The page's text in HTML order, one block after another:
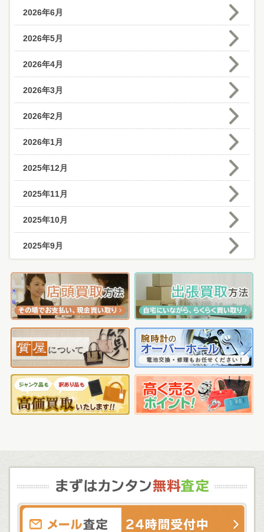
2026年6月
2026年5月
2026年4月
2026年3月
2026年2月
2026年1月
2025年12月
2025年11月
2025年10月
2025年9月